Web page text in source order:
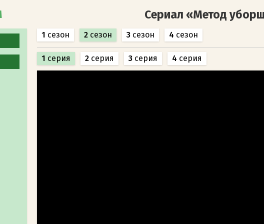
Сериал «Метод
1 сезон 2 сезон 3 сезон 4 сезон
1 серия 2 серия 3 серия 4 серия